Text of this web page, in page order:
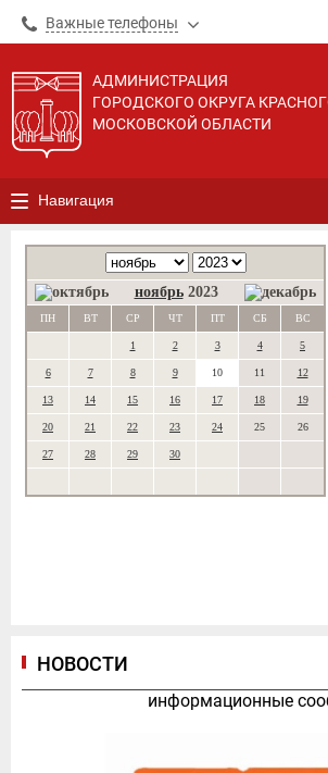
Важные телефоны
АДМИНИСТРАЦИЯ
ГОРОДСКОГО ОКРУГА
МОСКОВСКОЙ ОБЛАСТИ
Навигация
ноябрь 2023
ПН ВТ СР ЧТ ПТ СБ ВС
1 2 3 4 5
6 7 8 9 10 11 12
13 14 15 16 17 18 19
20 21 22 23 24 25 26
27 28 29 30
НОВОСТИ
информационные